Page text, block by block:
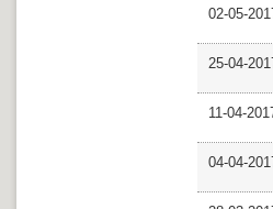
02-05-
25-04-
11-04-
04-04-